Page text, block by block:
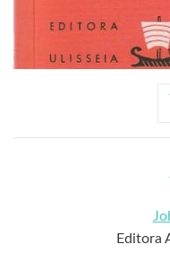
Editora